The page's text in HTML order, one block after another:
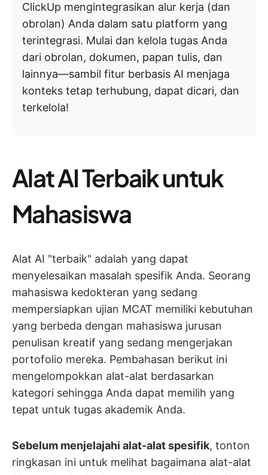
ClickUp mengintegrasikan alur kerja (dan
obrolan) Anda dalam satu platform yang
terintegrasi. Mulai dan kelola tugas Anda
dari obrolan, dokumen, papan tulis, dan
lainnya—sambil fitur berbasis AI menjaga
konteks tetap terhubung, dapat dicari, dan
terkelola!
Alat AI Terbaik untuk
Mahasiswa
Alat AI "terbaik" adalah yang dapat
menyelesaikan masalah spesifik Anda. Seorang
mahasiswa kedokteran yang sedang
mempersiapkan ujian MCAT memiliki kebutuhan
yang berbeda dengan mahasiswa jurusan
penulisan kreatif yang sedang mengerjakan
portofolio mereka. Pembahasan berikut ini
mengelompokkan alat-alat berdasarkan
kategori sehingga Anda dapat memilih yang
tepat untuk tugas akademik Anda.
Sebelum menjelajahi alat-alat spesifik, tonton
ringkasan ini untuk melihat bagaimana alat-alat